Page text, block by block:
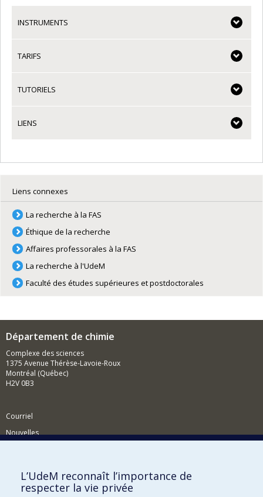
INSTRUMENTS
TARIFS
TUTORIELS
LIENS
Liens connexes
La recherche à la FAS
Éthique de la recherche
Affaires professorales à la FAS
La recherche à l'UdeM
Faculté des études supérieures et postdoctorales
Département de chimie
Complexe des sciences
1375 Avenue Thérèse-Lavoie-Roux
Montréal (Québec)
H2V 0B3
Courriel
Nouvelles
Comment soutenir le Département?
BESOIN D'AIDE?
L’UdeM reconnaît l’importance de
respecter la vie privée